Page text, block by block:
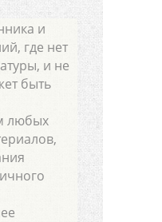
и
где нет
и не
быть
любых